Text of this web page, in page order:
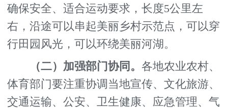
确保安全、适合运动要求，长度5公里左
右，沿途可以串起美丽乡村示范点，可以穿
行田园风光，可以环绕美丽河湖。
（二）加强部门协同。 各地农业农村、
体育部门要注重协调当地宣传、文化旅游、
交通运输、公安、卫生健康、应急管理、气